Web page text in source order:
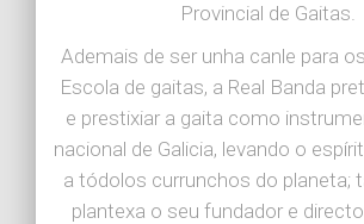
Provincial de Gaitas.
Ademais de ser unha canle para
Escola de gaitas, a Real Banda
e prestixiar a gaita como
nacional de Galicia, levando o
a tódolos currunchos do planeta;
plantexa o seu fundador e